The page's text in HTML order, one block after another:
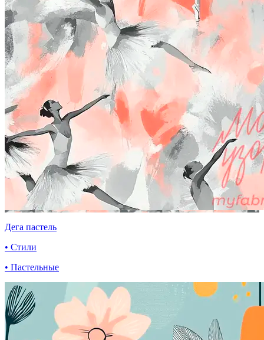
Дега пастель
• Стили
• Пастельные